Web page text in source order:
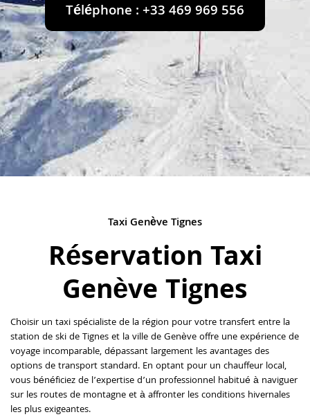
Téléphone : +33 469 969 556
Taxi Genève Tignes
Réservation Taxi
Genève Tignes
Choisir un taxi spécialiste de la région pour votre transfert entre la
station de ski de Tignes et la ville de Genève offre une expérience de
voyage incomparable, dépassant largement les avantages des
options de transport standard. En optant pour un chauffeur local,
vous bénéficiez de l’expertise d’un professionnel habitué à naviguer
sur les routes de montagne et à affronter les conditions hivernales
les plus exigeantes.